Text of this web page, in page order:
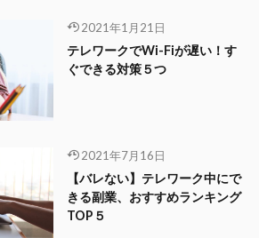
2021年1月21日
テレワークでWi-Fiが遅い！す
ぐできる対策５つ
2021年7月16日
【バレない】テレワーク中にで
きる副業、おすすめランキング
TOP５